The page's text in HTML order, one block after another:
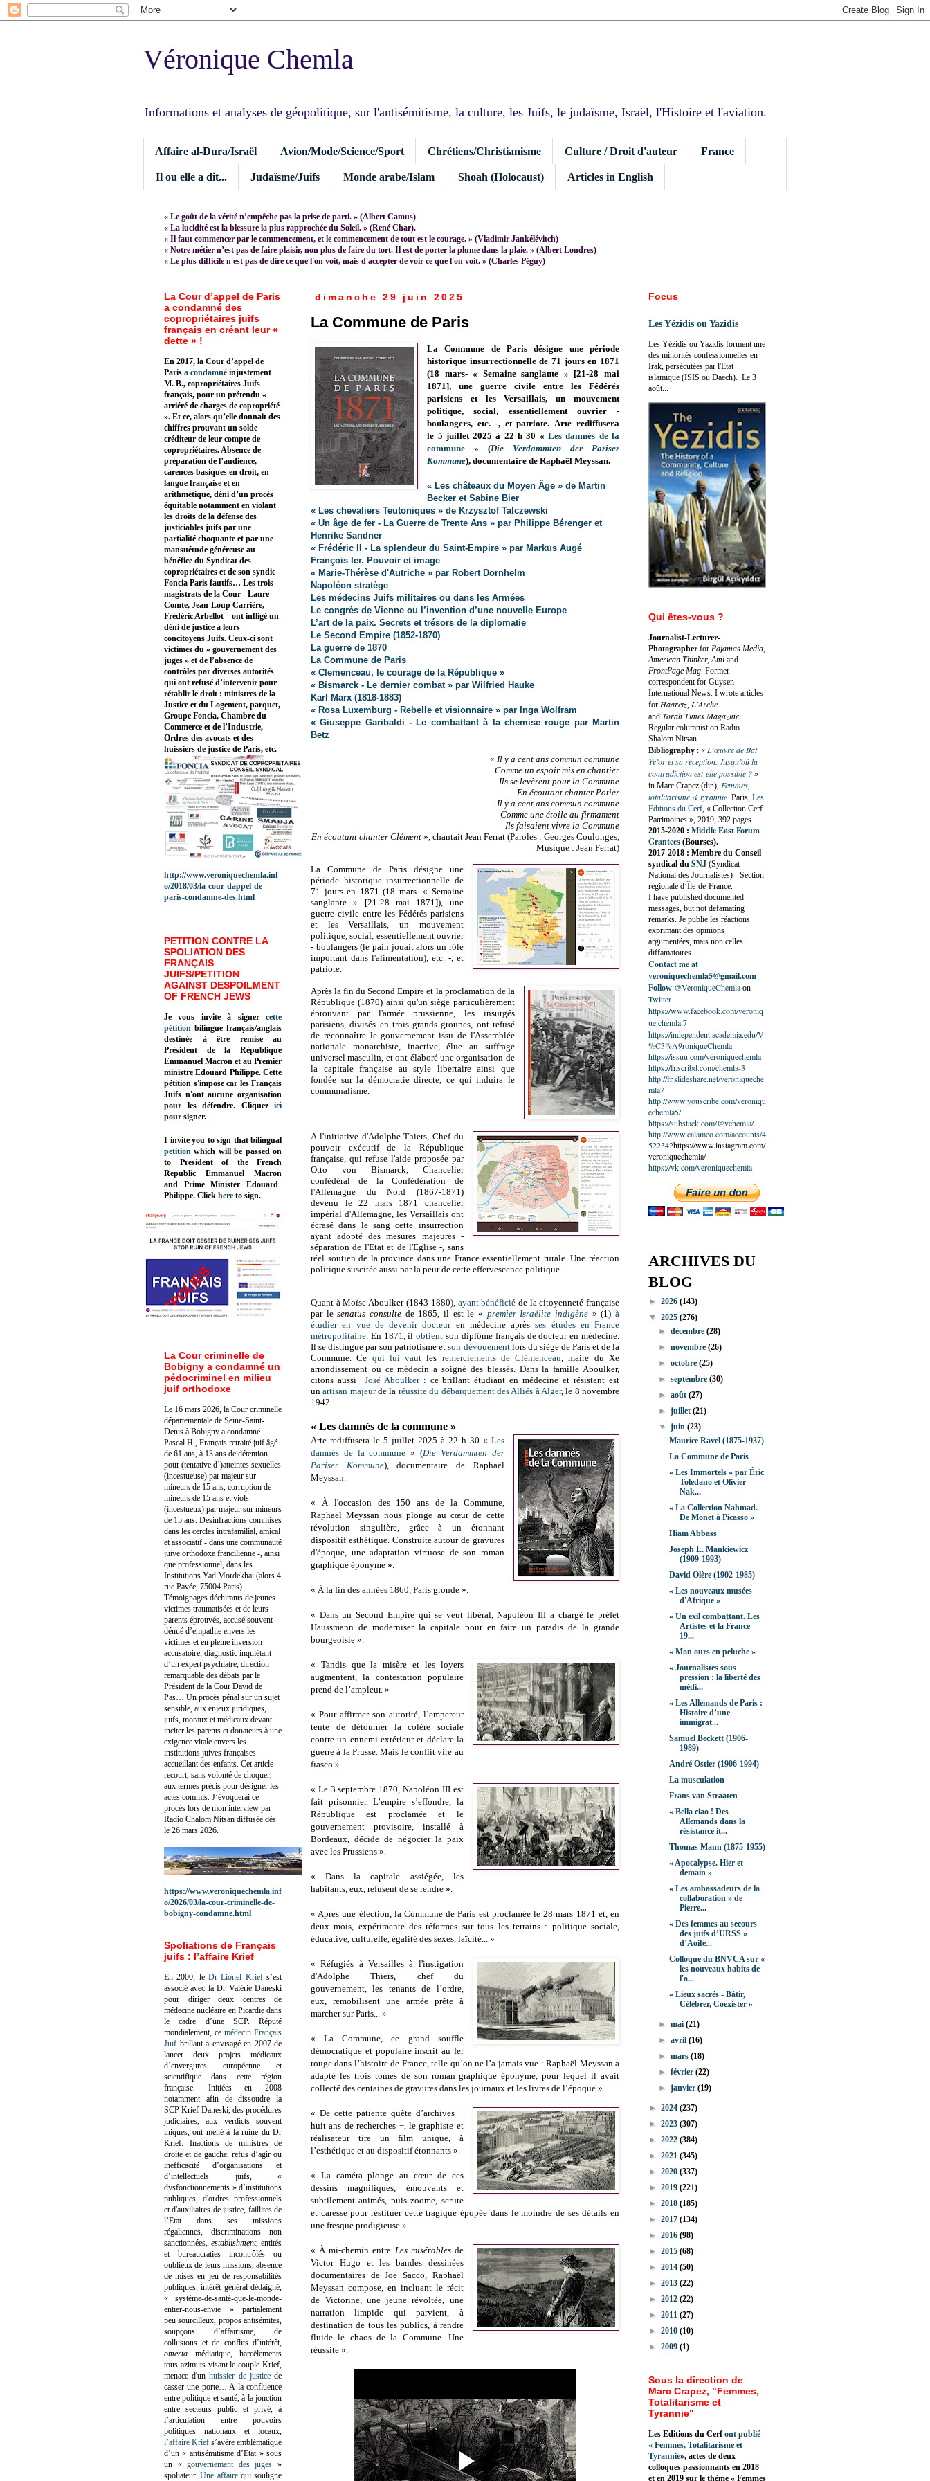
Véronique Chemla
Informations et analyses de géopolitique, sur l'antisémitisme, la culture, les Juifs, le judaïsme, Israël, l'Histoire et l'aviation.
Affaire al-Dura/Israël Avion/Mode/Science/Sport Chrétiens/Christianisme Culture / Droit d'auteur France
Il ou elle a dit... Judaïsme/Juifs Monde arabe/Islam Shoah (Holocaust) Articles in English
« Le goût de la vérité n’empêche pas la prise de parti. » (Albert Camus)
« La lucidité est la blessure la plus rapprochée du Soleil. » (René Char).
« Il faut commencer par le commencement, et le commencement de tout est le courage. » (Vladimir Jankélévitch)
« Notre métier n’est pas de faire plaisir, non plus de faire du tort. Il est de porter la plume dans la plaie. » (Albert Londres)
« Le plus difficile n'est pas de dire ce que l'on voit, mais d'accepter de voir ce que l'on voit. » (Charles Péguy)
dimanche 29 juin 2025
La Commune de Paris
La Commune de Paris désigne une période
historique insurrectionnelle de 71 jours en 1871
(18 mars- « Semaine sanglante » [21-28 mai
1871], une guerre civile entre les Fédérés
parisiens et les Versaillais, un mouvement
politique, social, essentiellement ouvrier -
boulangers, etc. -, et patriote.Arte rediffusera
le 5 juillet 2025 à 22 h 30 «Les damnés de la
commune » (Die Verdammten der Pariser
Kommune), documentaire de Raphaël Meyssan.
« Les châteaux du Moyen Âge » de Martin
Becker et Sabine Bier
« Les chevaliers Teutoniques » de Krzysztof Talczewski
« Un âge de fer - La Guerre de Trente Ans » par Philippe Bérenger et
Henrike Sandner
« Frédéric II - La splendeur du Saint-Empire » par Markus Augé
François Ier. Pouvoir et image
« Marie-Thérèse d'Autriche » par Robert Dornhelm
Napoléon stratège
Les médecins Juifs militaires ou dans les Armées
Le congrès de Vienne ou l’invention d’une nouvelle Europe
L’art de la paix. Secrets et trésors de la diplomatie
Le Second Empire (1852-1870)
La guerre de 1870
La Commune de Paris
« Clemenceau, le courage de la République »
« Bismarck - Le dernier combat » par Wilfried Hauke
Karl Marx (1818-1883)
« Rosa Luxemburg - Rebelle et visionnaire » par Inga Wolfram
« Giuseppe Garibaldi - Le combattant à la chemise rouge par Martin
Betz
« Il y a cent ans commun commune
Comme un espoir mis en chantier
Ils se levèrent pour la Commune
En écoutant chanter Potier
Il y a cent ans commun commune
Comme une étoile au firmament
Ils faisaient vivre la Commune
En écoutant chanter Clément », chantait Jean Ferrat (Paroles : Georges Coulonges,
Musique : Jean Ferrat)
La Commune de Paris désigne une
période historique insurrectionnelle de
71 jours en 1871 (18 mars- « Semaine
sanglante » [21-28 mai 1871]), une
guerre civile entre les Fédérés parisiens
et les Versaillais, un mouvement
politique, social, essentiellement ouvrier
- boulangers (le pain jouait alors un rôle
important dans l'alimentation), etc. -, et
patriote.
Après la fin du Second Empire et la proclamation de la
République (1870) ainsi qu'un siège particulièrement
éprouvant par l'armée prussienne, les insurgés
parisiens, divisés en trois grands groupes, ont refusé
de reconnaître le gouvernement issu de l'Assemblée
nationale monarchiste, inactive, élue au suffrage
universel masculin, et ont élaboré une organisation de
la capitale française au style libertaire ainsi que
fondée sur la démocratie directe, ce qui induira le
communalisme.
A l'initiative d'Adolphe Thiers,Chef du
pouvoir exécutif de la République
française, qui refuse l'aide proposée par
Otto von Bismarck, Chancelier
confédéral de la Confédération de
l'Allemagne du Nord (1867-1871)
devenu le 22 mars 1871 chancelier
impérial d'Allemagne, les Versaillais ont
écrasé dans le sang cette insurrection
ayant adopté des mesures majeures -
séparation de l'Etat et de l'Eglise -, sans
réel soutien de la province dans une France essentiellement rurale. Une réaction
politique suscitée aussi par la peur de cette effervescence politique.
Quant à Moïse Aboulker (1843-1880), ayant bénéficié de la citoyenneté française
par lesenatus consulte de 1865, il est le « premier Israélite indigène » (1) à
étudier en vue de devenir docteuren médecine aprèsses études en France
métropolitaine. En 1871, ilobtient son diplôme français de docteur en médecine.
Ilse distingue par son patriotisme etson dévouementlors du siège de Paris et de la
Commune. Ce qui lui vaut les remerciements de Clémenceau, maire du Xe
arrondissement où ce médecin a soigné des blessés. Dans la famille Aboulker,
citons aussi José Aboulker: ce brillant étudiant en médecine et résistant est
unartisan majeurde la réussite du débarquement des Alliés à Alger, le 8 novembre
1942.
« Les damnés de la commune »
Arte rediffusera le 5 juillet 2025 à 22 h 30 « Les
damnés de la commune » (Die Verdammten der
Pariser Kommune), documentaire de Raphaël
Meyssan.
« À l'occasion des 150 ans de la Commune,
Raphaël Meyssan nous plonge au cœur de cette
révolution singulière, grâce à un étonnant
dispositif esthétique. Construite autour de gravures
d'époque, une adaptation virtuose de son roman
graphique éponyme ».
« À la fin des années 1860, Paris gronde ».
« Dans un Second Empire qui se veut libéral, Napoléon III a chargé le préfet
Haussmann de moderniser la capitale pour en faire un paradis de la grande
bourgeoisie ».
« Tandis que la misère et les loyers
augmentent, la contestation populaire
prend de l’ampleur. »
« Pour affirmer son autorité, l’empereur
tente de détourner la colère sociale
contre un ennemi extérieur et déclare la
guerre à la Prusse. Mais le conflit vire au
fiasco ».
« Le 3 septembre 1870, Napoléon III est
fait prisonnier. L’empire s’effondre, la
République est proclamée et le
gouvernement provisoire, installé à
Bordeaux, décide de négocier la paix
avec les Prussiens ».
« Dans la capitale assiégée, les
habitants, eux, refusent de se rendre ».
« Après une élection, la Commune de Paris est proclamée le 28 mars 1871 et, en
deux mois, expérimente des réformes sur tous les terrains : politique sociale,
éducative, culturelle, égalité des sexes, laïcité... »
« Réfugiés à Versailles à l'instigation
d'Adolphe Thiers, chef du
gouvernement, les tenants de l’ordre,
eux, remobilisent une armée prête à
marcher sur Paris... »
« La Commune, ce grand souffle
démocratique et populaire inscrit au fer
rouge dans l’histoire de France, telle qu’on ne l’a jamais vue : Raphaël Meyssan a
adapté les trois tomes de son roman graphique éponyme, pour lequel il avait
collecté des centaines de gravures dans les journaux et les livres de l’époque ».
« De cette patiente quête d’archives −
huit ans de recherches −, le graphiste et
réalisateur tire un film unique, à
l’esthétique et au dispositif étonnants ».
« La caméra plonge au cœur de ces
dessins magnifiques, émouvants et
subtilement animés, puis zoome, scrute
et caresse pour restituer cette tragique épopée dans le moindre de ses détails en
une fresque prodigieuse ».
« À mi-chemin entre Les misérablesde
Victor Hugo et les bandes dessinées
documentaires de Joe Sacco, Raphaël
Meyssan compose, en incluant le récit
de Victorine, une jeune révoltée, une
narration limpide qui parvient, à
destination de tous les publics, à rendre
fluide le chaos de la Commune. Une
réussite ».
La Cour d’appel de Paris
a condamné des
copropriétaires juifs
français en créant leur «
dette » !
En 2017, la Cour d’appel de
Paris a condamné injustement
M. B., copropriétaires Juifs
français, pour un prétendu «
arriéré de charges de copropriété
». Et ce, alors qu’elle donnait des
chiffres prouvant un solde
créditeur de leur compte de
copropriétaires. Absence de
préparation de l’audience,
carences basiques en droit, en
langue française et en
arithmétique, déni d’un procès
équitable notamment en violant
les droits de la défense des
justiciables juifs par une
partialité choquante et par une
mansuétude généreuse au
bénéfice du Syndicat des
copropriétaires et de son syndic
Foncia Paris fautifs… Les trois
magistrats de la Cour - Laure
Comte, Jean-Loup Carrière,
Frédéric Arbellot – ont infligé un
déni de justice à leurs
concitoyens Juifs. Ceux-ci sont
victimes du « gouvernement des
juges » et de l’absence de
contrôles par diverses autorités
qui ont refusé d’intervenir pour
rétablir le droit : ministres de la
Justice et du Logement, parquet,
Groupe Foncia, Chambre du
Commerce et de l’Industrie,
Ordres des avocats et des
huissiers de justice de Paris, etc.
http://www.veroniquechemla.inf
o/2018/03/la-cour-dappel-de-
paris-condamne-des.html
PETITION CONTRE LA
SPOLIATION DES
FRANÇAIS
JUIFS/PETITION
AGAINST DESPOILMENT
OF FRENCH JEWS
Je vous invite à signer cette
pétition bilingue français/anglais
destinée à être remise au
Président de la République
Emmanuel Macron et au Premier
ministre Edouard Philippe. Cette
pétition s'impose car les Français
Juifs n'ont aucune organisation
pour les défendre. Cliquez
ici
pour signer.
I invite you to sign that bilingual
petition which will be passed on
to President of the French
Republic Emmanuel Macron
and Prime Minister Edouard
Philippe. Click here to sign.
La Cour criminelle de
Bobigny a condamné un
pédocriminel en milieu
juif orthodoxe
Le 16 mars 2026, la Cour criminelle
départementale de Seine-Saint-
Denis à Bobigny a condamné
Pascal H., Français retraité juif âgé
de 61 ans, à 13 ans de détention
pour (tentative d’)atteintes sexuelles
(incestueuse) par majeur sur
mineurs de 15 ans, corruption de
mineurs de 15 ans et viols
(incestueux) par majeur sur mineurs
de 15 ans. Desinfractions commises
dans les cercles intrafamilial, amical
et associatif - dans une communauté
juive orthodoxe francilienne -, ainsi
que professionnel, dans les
Institutions Yad Mordekhaï (alors 4
rue Pavée, 75004 Paris).
Témoignages déchirants de jeunes
victimes traumatisées et de leurs
parents éprouvés, accusé souvent
dénué d’empathie envers les
victimes et en pleine inversion
accusatoire, diagnostic inquiétant
d’un expert psychiatre, direction
remarquable des débats par le
Président de la Cour David de
Pas… Un procès pénal sur un sujet
sensible, aux enjeux juridiques,
juifs, moraux et médicaux devant
inciter les parents et donateurs à une
exigence vitale envers les
institutions juives françaises
accueillant des enfants. Cet article
recourt, sans volonté de choquer,
aux termes précis pour désigner les
actes commis. J’évoquerai ce
procès lors de mon interview par
Radio Chalom Nitsan diffusée dès
le 26 mars 2026.
https://www.veroniquechemla.inf
o/2026/03/la-cour-criminelle-de-
bobigny-condamne.html
Spoliations de Français
juifs : l’affaire Krief
En 2000, le Dr Lionel Kriefs’est
associé avec la Dr Valérie Daneski
pour diriger deux centres de
médecine nucléaire en Picardie dans
le cadre d’une SCP. Réputé
mondialement, ce médecin Français
Juif brillant a envisagé en 2007 de
lancer deux projets médicaux
d’envergures européenne et
scientifique dans cette région
française. Initiées en 2008
notamment afin de dissoudre la
SCP Krief Daneski, des procédures
judiciaires, aux verdicts souvent
iniques, ont mené à la ruine du Dr
Krief. Inactions de ministres de
droite et de gauche, refus d’agir ou
inefficacité d’organisations et
d’intellectuels juifs, «
dysfonctionnements » d’institutions
publiques, d'ordres professionnels
et d'auxiliaires de justice, faillites de
l’Etat dans ses missions
régaliennes, discriminations non
sanctionnées, establishment, entités
et bureaucraties incontrôlés ou
oublieux de leurs missions, absence
de mises en jeu de responsabilités
publiques, intérêt général dédaigné,
« système-de-santé-que-le-monde-
entier-nous-envie » partialement
peu sourcilleux, propos antisémites,
soupçons d’affairisme, de
collusions et de conflits d’intérêt,
omerta médiatique, harcèlements
tous azimuts visant le couple Krief,
menace d'unhuissier de justicede
casser une porte… A la confluence
entre politique et santé, à la jonction
entre secteurs public et privé, à
l’articulation entre pouvoirs
politiques nationaux et locaux,
l’affaire Krief s’avère emblématique
d’un « antisémitisme d’Etat » sous
un «gouvernement des juges »
spoliateur.Une affairequi souligne
Focus
Les Yézidis ou Yazidis
Les Yézidis ou Yazidis forment une
des minorités confessionnelles en
Irak, persécutées par l'Etat
islamique (ISIS ou Daech). Le 3
août...
Qui êtes-vous ?
Journalist-Lecturer-
Photographer for Pajamas Media,
American Thinker, Ami and
FrontPage Mag. Former
correspondent for Guysen
International News. I wrote articles
for Haaretz, L'Arche
and Torah Times Magazine
Regular columnist on Radio
Shalom Nitsan
Bibliography : « L’œuvre de Bat
Ye’or et sa réception. Jusqu’où la
contradiction est-elle possible ? »
in Marc Crapez (dir.), Femmes,
totalitarisme & tyrannie. Paris, Les
Editions du Cerf, « Collection Cerf
Patrimoines », 2019, 392 pages
2015-2020 : Middle East Forum
Grantees (Bourses).
2017-2018 : Membre du Conseil
syndical du SNJ (Syndicat
National des Journalistes) - Section
régionale d’Île-de-France.
I have published documented
messages, but not defamating
remarks. Je publie les réactions
exprimant des opinions
argumentées, mais non celles
diffamatoires.
Contact me at
veroniquechemla5@gmail.com
Follow @VeroniqueChemlaon
Twitter
https://www.facebook.com/veroniq
ue.chemla.7
https://independent.academia.edu/V
%C3%A9roniqueChemla
https://issuu.com/veroniquechemla
https://fr.scribd.com/chemla-3
http://fr.slideshare.net/veroniqueche
mla7
http://www.youscribe.com/veroniqu
echemla5/
https://substack.com/@vchemla/
http://www.calameo.com/accounts/4
522342https://www.instagram.com/
veroniquechemla/
https://vk.com/veroniquechemla
ARCHIVES DU
BLOG
► 2026 (143)
▼ 2025 (276)
►décembre(28)
►novembre(26)
►octobre(25)
►septembre(30)
►août(27)
►juillet(21)
▼juin(23)
Maurice Ravel (1875-1937)
La Commune de Paris
« Les Immortels » par Éric
Toledano et Olivier
Nak...
« La Collection Nahmad.
De Monet à Picasso »
Hiam Abbass
Joseph L. Mankiewicz
(1909-1993)
David Olère (1902-1985)
« Les nouveaux musées
d'Afrique »
« Un exil combattant. Les
Artistes et la France
19...
« Mon ours en peluche »
« Journalistes sous
pression : la liberté des
médi...
« Les Allemands de Paris :
Histoire d’une
immigrat...
Samuel Beckett (1906-
1989)
André Ostier (1906-1994)
La musculation
Frans van Straaten
« Bella ciao ! Des
Allemands dans la
résistance it...
Thomas Mann (1875-1955)
« Apocalypse. Hier et
demain »
« Les ambassadeurs de la
collaboration » de
Pierre...
« Des femmes au secours
des juifs d’URSS »
d’Aoife...
Colloque du BNVCA sur «
les nouveaux habits de
l'a...
« Lieux sacrés - Bâtir,
Célébrer, Coexister »
►mai(21)
►avril(16)
►mars(18)
►février(22)
►janvier(19)
► 2024 (237)
► 2023 (307)
► 2022 (384)
► 2021 (345)
► 2020 (337)
► 2019 (221)
► 2018 (185)
► 2017 (134)
► 2016 (98)
► 2015 (68)
► 2014 (50)
► 2013 (22)
► 2012 (22)
► 2011 (27)
► 2010 (10)
► 2009 (1)
Sous la direction de
Marc Crapez, "Femmes,
Totalitarisme et
Tyrannie"
Les Editions du Cerfont publié
« Femmes, Totalitarisme et
Tyrannie», actes de deux
colloques passionnants en 2018
et en 2019 sur le thème « Femmes